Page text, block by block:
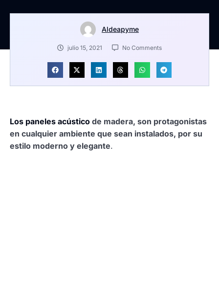
Aldeapyme
julio 15, 2021 No Comments
Los paneles acústico de madera, son protagonistas
en cualquier ambiente que sean instalados, por su
estilo moderno y elegante.